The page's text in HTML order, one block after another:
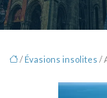
/ Évasions insolites /